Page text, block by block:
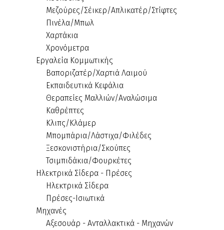
Μεζούρες/Σέικερ/Απλικατέρ/Στίφτες
Πινέλα/Μπωλ
Χαρτάκια
Χρονόμετρα
Εργαλεία Κομμωτικής
Βαποριζατέρ/Χαρτιά Λαιμού
Εκπαιδευτικά Κεφάλια
Θεραπείες Μαλλιών/Αναλώσιμα
Καθρέπτες
Κλιπς/Κλάμερ
Μπομπάρια/Λάστιχα/Φιλέδες
Ξεσκονιστήρια/Σκούπες
Τσιμπιδάκια/Φουρκέτες
Ηλεκτρικά Σίδερα - Πρέσες
Ηλεκτρικά Σίδερα
Πρέσες-Ισιωτικά
Μηχανές
Αξεσουάρ - Ανταλλακτικά - Μηχανών